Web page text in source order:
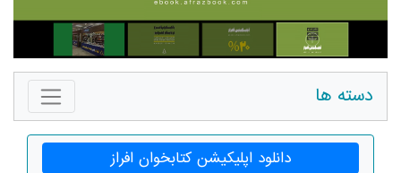
دسته ها
دانلود اپلیکیشن کتابخوان افراز